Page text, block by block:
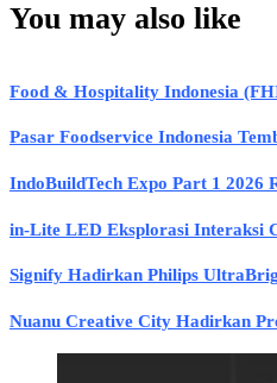
You may also like
Food & Hospitality Indonesia
Pasar Foodservice Indonesia
IndoBuildTech Expo Part 1 2026
in-Lite LED Eksplorasi Interaksi
Signify Hadirkan Philips
Nuanu Creative City Hadirkan